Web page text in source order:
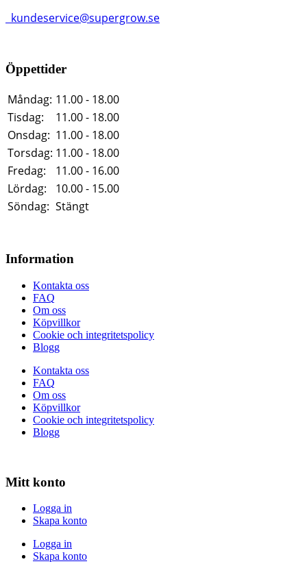
kundeservice@supergrow.se
Öppettider
Måndag: 11.00 - 18.00
Tisdag:
11.00 - 18.00
Onsdag: 11.00 - 18.00
Torsdag: 11.00 - 18.00
Fredag:
11.00 - 16.00
Lördag:
10.00 - 15.00
Söndag: Stängt
Information
Kontakta oss
FAQ
Om oss
Köpvillkor
Cookie och integritetspolicy
Blogg
Kontakta oss
FAQ
Om oss
Köpvillkor
Cookie och integritetspolicy
Blogg
Mitt konto
Logga in
Skapa konto
Logga in
Skapa konto